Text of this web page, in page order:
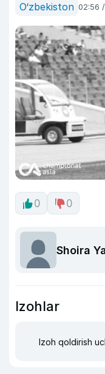
O‘zbekiston 02:56 /
0 0
Shoira
Izohlar
Izoh qoldirish